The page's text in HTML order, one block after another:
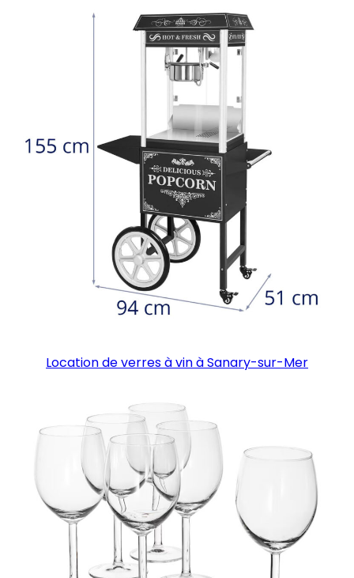
Location de verres à vin à Sanary-sur-Mer